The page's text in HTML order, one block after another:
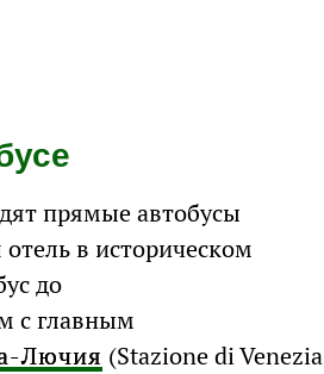
прямые автобусы
в историческом
до
с главным
Лючия (Stazione di Venezia